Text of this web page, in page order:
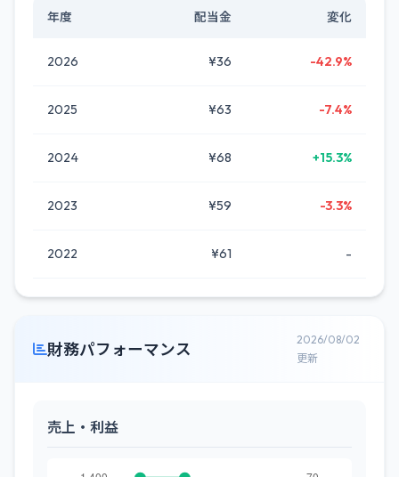
年度 配当金 変化
2026 ¥36 -42.9%
2025 ¥63 -7.4%
2024 ¥68 +15.3%
2023 ¥59 -3.3%
2022 ¥61 -
財務パフォーマンス
2026/08/02
更新
売上・利益